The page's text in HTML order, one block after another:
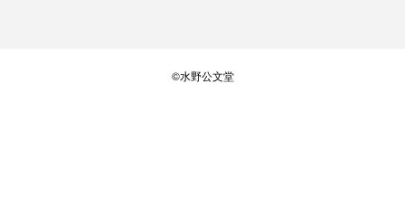
©水野公文堂